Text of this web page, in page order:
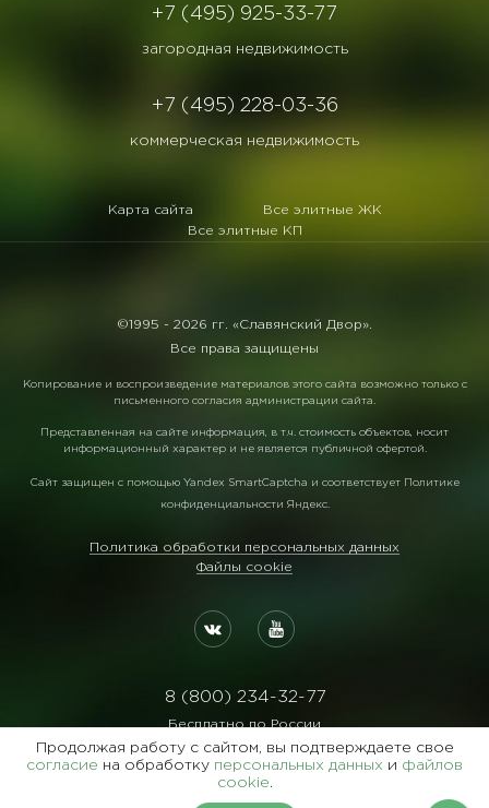
+7 (495) 925-33-77
загородная недвижимость
+7 (495) 228-03-36
коммерческая недвижимость
Карта сайта
Все элитные ЖК
Все элитные КП
©1995 - 2026 гг. «Славянский Двор».
Все права защищены
Копирование и воспроизведение материалов этого сайта возможно только с
письменного согласия администрации сайта.
Представленная на сайте информация, в т.ч. стоимость объектов, носит
информационный характер и не является публичной офертой.
Сайт защищен с помощью Yandex SmartCaptcha и соответствует Политике
конфиденциальности Яндекс.
Политика обработки персональных данных
Файлы cookie
8 (800) 234-32-77
Бесплатно по России
Реквизиты:
ООО Агентство "Славянский Двор"
Продолжая работу с сайтом, вы подтверждаете свое
согласие на обработку персональных данных и файлов
cookie.